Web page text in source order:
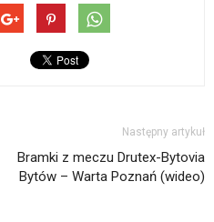
Następny artykuł
Bramki z meczu Drutex-Bytovia
Bytów – Warta Poznań (wideo)